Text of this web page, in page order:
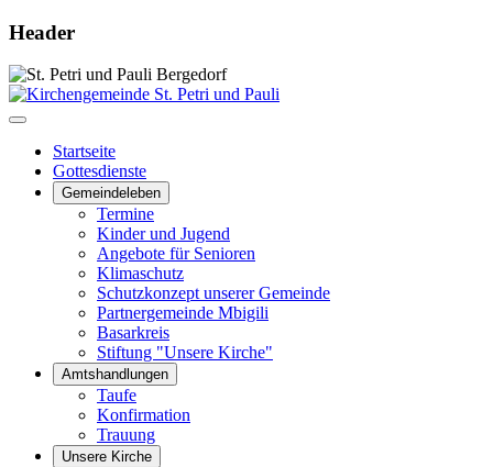
Header
Startseite
Gottesdienste
Gemeindeleben
Termine
Kinder und Jugend
Angebote für Senioren
Klimaschutz
Schutzkonzept unserer Gemeinde
Partnergemeinde Mbigili
Basarkreis
Stiftung "Unsere Kirche"
Amtshandlungen
Taufe
Konfirmation
Trauung
Unsere Kirche